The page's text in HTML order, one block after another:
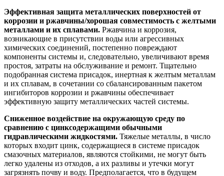
Эффективная защита металлических поверхностей от
коррозии и ржавчины/хорошая совместимость с желтыми
металлами и их сплавами. Ржавчина и коррозия,
возникающие в присутствии воды или агрессивных
химических соединений, постепенно повреждают
компоненты системы и, следовательно, увеличивают время
простоя, затраты на обслуживание и ремонт. Тщательно
подобранная система присадок, инертная к желтым металлам
и их сплавам, в сочетании со сбалансированным пакетом
ингибиторов коррозии и ржавчины обеспечивает
эффективную защиту металлических частей системы.
Сниженное воздействие на окружающую среду по
сравнению с цинксодержащими обычными
гидравлическими жидкостями. Тяжелые металлы, в число
которых входит цинк, содержащиеся в системе присадок
смазочных материалов, являются стойкими, не могут быть
легко удалены из отходов, а их разливы и утечки могут
загрязнять почву и воду. Предполагается, что в будущем